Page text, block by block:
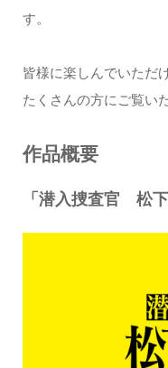
す。
皆様に楽しんでいただ
たくさんの方にご覧い
作品概要
「潜入捜査官 松下